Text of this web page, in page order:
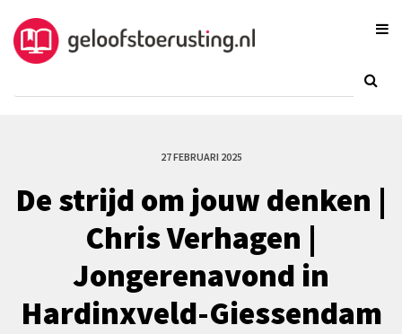
27 FEBRUARI 2025
De strijd om jouw denken |
Chris Verhagen |
Jongerenavond in
Hardinxveld-Giessendam